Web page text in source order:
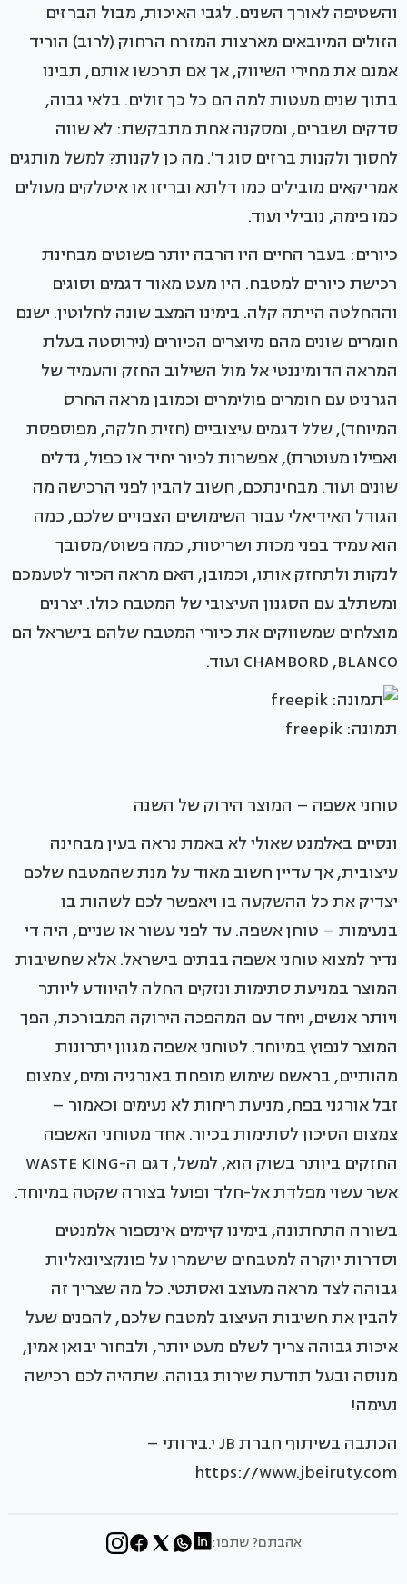
והשטיפה לאורך השנים. לגבי האיכות, מבול הברזים
הזולים המיובאים מארצות המזרח הרחוק (לרוב) הוריד
אמנם את מחירי השיווק, אך אם תרכשו אותם, תבינו
בתוך שנים מעטות למה הם כל כך זולים. בלאי גבוה,
סדקים ושברים, ומסקנה אחת מתבקשת: לא שווה
לחסוך ולקנות ברזים סוג ד'. מה כן לקנות? למשל מותגים
אמריקאים מובילים כמו דלתא ובריזו או איטלקים מעולים
כמו פימה, נובילי ועוד.
כיורים: בעבר החיים היו הרבה יותר פשוטים מבחינת
רכישת כיורים למטבח. היו מעט מאוד דגמים וסוגים
וההחלטה הייתה קלה. בימינו המצב שונה לחלוטין. ישנם
חומרים שונים מהם מיוצרים הכיורים (נירוסטה בעלת
המראה הדומיננטי אל מול השילוב החזק והעמיד של
הגרניט עם חומרים פולימרים וכמובן מראה החרס
המיוחד), שלל דגמים עיצוביים (חזית חלקה, מפוספסת
ואפילו מעוטרת), אפשרות לכיור יחיד או כפול, גדלים
שונים ועוד. מבחינתכם, חשוב להבין לפני הרכישה מה
הגודל האידיאלי עבור השימושים הצפויים שלכם, כמה
הוא עמיד בפני מכות ושריטות, כמה פשוט/מסובך
לנקות ולתחזק אותו, וכמובן, האם מראה הכיור לטעמכם
ומשתלב עם הסגנון העיצובי של המטבח כולו. יצרנים
מוצלחים שמשווקים את כיורי המטבח שלהם בישראל הם
CHAMBORD ,BLANCO ועוד.
תמונה: freepik
טוחני אשפה – המוצר הירוק של השנה
ונסיים באלמנט שאולי לא באמת נראה בעין מבחינה
עיצובית, אך עדיין חשוב מאוד על מנת שהמטבח שלכם
יצדיק את כל ההשקעה בו ויאפשר לכם לשהות בו
בנעימות – טוחן אשפה. עד לפני עשור או שניים, היה די
נדיר למצוא טוחני אשפה בבתים בישראל. אלא שחשיבות
המוצר במניעת סתימות ונזקים החלה להיוודע ליותר
ויותר אנשים, ויחד עם המהפכה הירוקה המבורכת, הפך
המוצר לנפוץ במיוחד. לטוחני אשפה מגוון יתרונות
מהותיים, בראשם שימוש מופחת באנרגיה ומים, צמצום
זבל אורגני בפח, מניעת ריחות לא נעימים וכאמור –
צמצום הסיכון לסתימות בכיור. אחד מטוחני האשפה
אשר עשוי מפלדת אל-חלד ופועל בצורה שקטה במיוחד.
בשורה התחתונה, בימינו קיימים אינספור אלמנטים
וסדרות יוקרה למטבחים שישמרו על פונקציונאליות
גבוהה לצד מראה מעוצב ואסתטי. כל מה שצריך זה
להבין את חשיבות העיצוב למטבח שלכם, להפנים שעל
איכות גבוהה צריך לשלם מעט יותר, ולבחור יבואן אמין,
מנוסה ובעל תודעת שירות גבוהה. שתהיה לכם רכישה
נעימה!
הכתבה בשיתוף חברת JB י.בירותי –
https://www.jbeiruty.com
אהבתם? שתפו: